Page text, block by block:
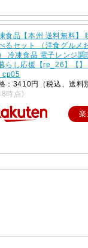
食品【本州 送料無料】
るセット （洋食グルメ
冷凍食品 電子レンジ調
らし応援【re_26】【
cp05
：3410円（税込、送料
時点)